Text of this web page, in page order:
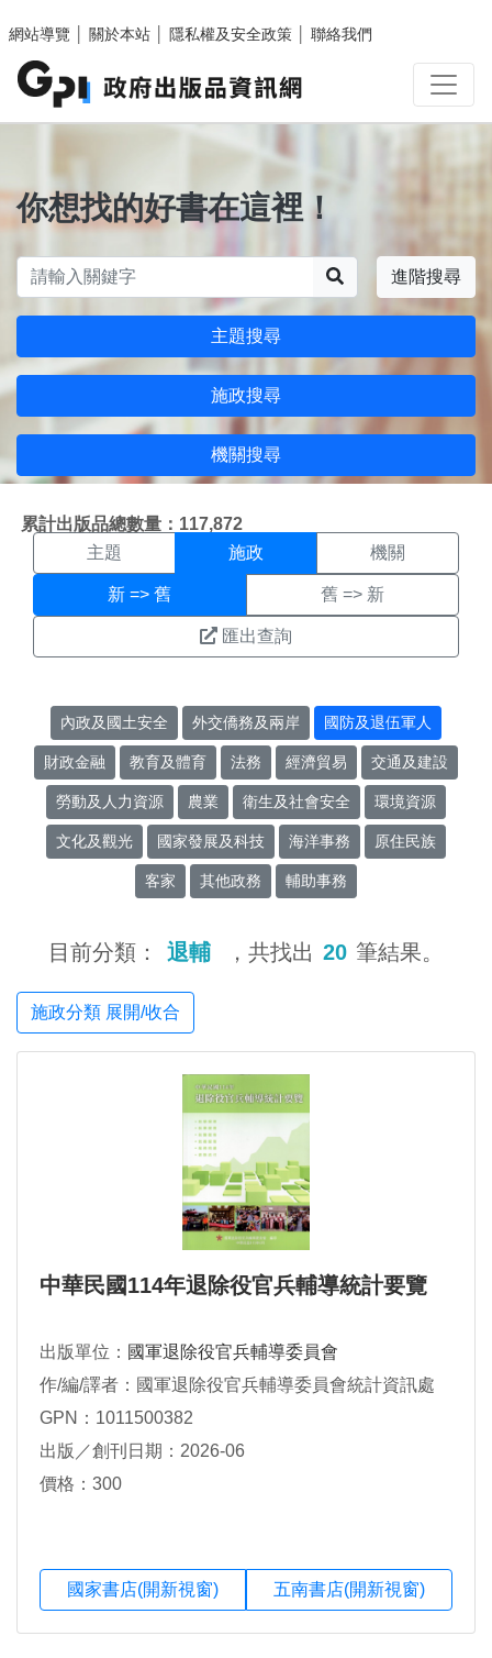
網站導覽
關於本站 隱私權及安全政策 聯絡我們
你想找的好書在這裡！
進階搜尋
主題搜尋
施政搜尋
機關搜尋
累計出版品總數量：117,872
施政搜尋結果頁面
主題 施政 機關
新 => 舊 舊 => 新
匯出查詢
內政及國土安全 外交僑務及兩岸 國防及退伍軍人
財政金融 教育及體育 法務 經濟貿易 交通及建設
勞動及人力資源 農業 衛生及社會安全 環境資源
文化及觀光 國家發展及科技 海洋事務 原住民族
客家 其他政務 輔助事務
目前分類： 退輔 ，共找出 20 筆結果。
施政分類 展開/收合
中華民國114年退除役官兵輔導統計要覽
出版單位： 國軍退除役官兵輔導委員會
作/編/譯者：國軍退除役官兵輔導委員會統計資訊處
GPN：1011500382
出版／創刊日期：2026-06
價格：300
國家書店(開新視窗) 五南書店(開新視窗)